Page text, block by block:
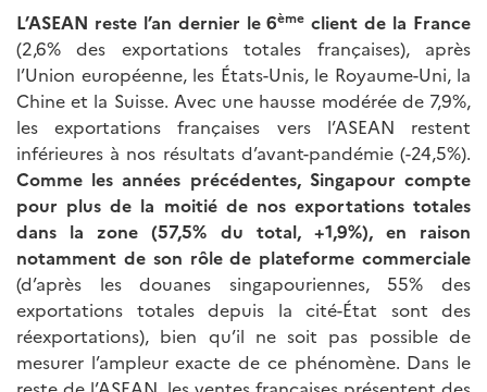
L’ASEAN reste l’an dernier le 6ème client de la France
(2,6% des exportations totales françaises), après
l’Union européenne, les États-Unis, le Royaume-Uni, la
Chine et la Suisse. Avec une hausse modérée de 7,9%,
les exportations françaises vers l’ASEAN restent
inférieures à nos résultats d’avant-pandémie (-24,5%).
Comme les années précédentes, Singapour compte
pour plus de la moitié de nos exportations totales
dans la zone (57,5% du total, +1,9%), en raison
notamment de son rôle de plateforme commerciale
(d’après les douanes singapouriennes, 55% des
exportations totales depuis la cité-État sont des
réexportations), bien qu’il ne soit pas possible de
mesurer l’ampleur exacte de ce phénomène. Dans le